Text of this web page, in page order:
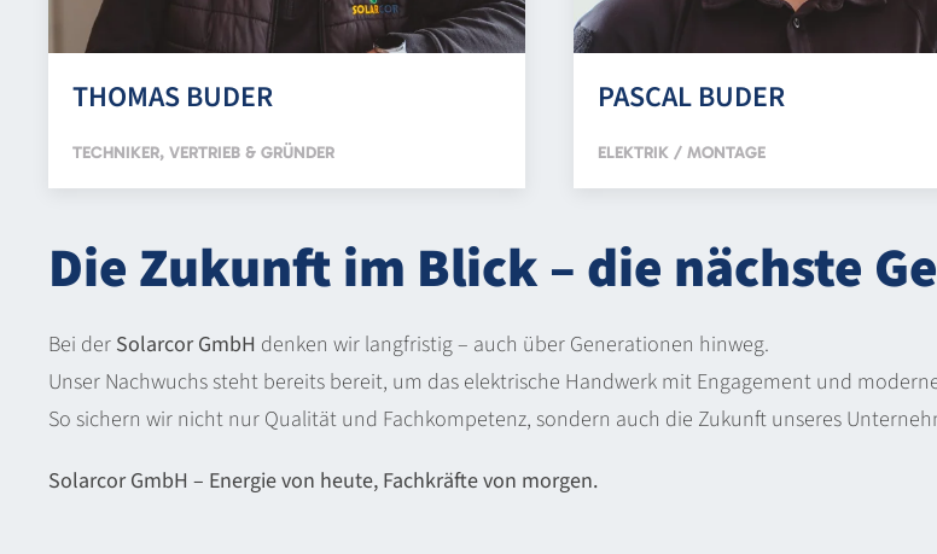
THOMAS BUDER
TECHNIKER, VERTRIEB & GRÜNDER
PASCAL BUDER
ELEKTRIK / MONTAGE
Die Zukunft im Blick – die nächste
Bei der Solarcor GmbH denken wir langfristig – auch über Generationen hinweg.
Unser Nachwuchs steht bereits bereit, um das elektrische Handwerk mit Engagement und
So sichern wir nicht nur Qualität und Fachkompetenz, sondern auch die Zukunft unseres
Solarcor GmbH – Energie von heute, Fachkräfte von morgen.